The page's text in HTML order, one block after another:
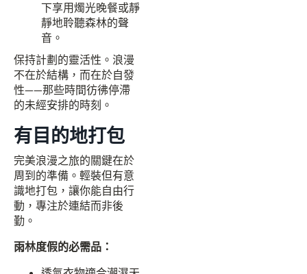
下享用燭光晚餐或靜
靜地聆聽森林的聲
音。
保持計劃的靈活性。浪漫
不在於結構，而在於自發
性——那些時間彷彿停滯
的未經安排的時刻。
有目的地打包
完美浪漫之旅的關鍵在於
周到的準備。輕裝但有意
識地打包，讓你能自由行
動，專注於連結而非後
勤。
雨林度假的必需品：